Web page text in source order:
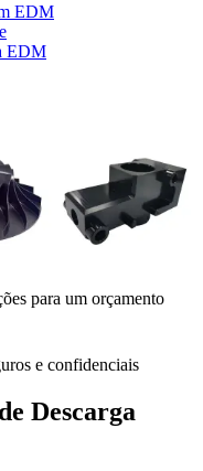
EDM
EDM
para um orçamento
e confidenciais
Descarga